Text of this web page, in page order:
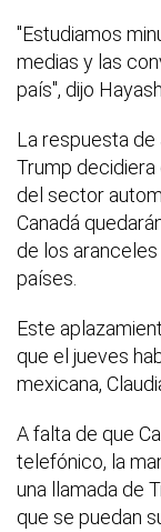
"Estudiamos
medias y las
país", dijo
La respuesta
Trump
del sector
Canadá
de los
países.
Este
que el jueves
mexicana,
A falta de que
telefónico, la
una llamada de
que se puedan